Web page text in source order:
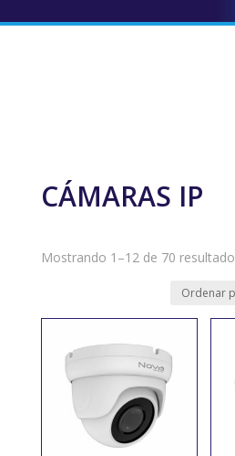
CÁMARAS IP
Mostrando 1–12 de 70